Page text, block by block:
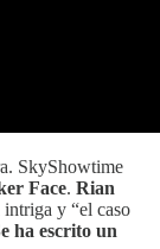
SkyShowtime
Face. Rian
intriga y “el caso
ha escrito un